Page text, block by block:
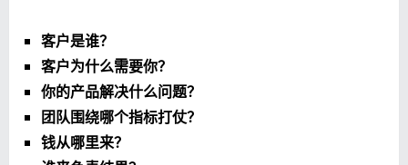
客户是谁？
客户为什么需要你？
你的产品解决什么问题？
团队围绕哪个指标打仗？
钱从哪里来？